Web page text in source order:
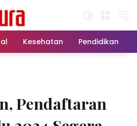
Kesehatan Pendidikan
Pendaftaran